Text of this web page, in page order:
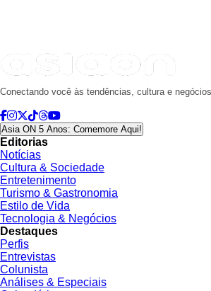
Conectando você às tendências, cultura e
Asia ON 5 Anos: Comemore Aqui!
Editorias
Notícias
Cultura & Sociedade
Entretenimento
Turismo & Gastronomia
Estilo de Vida
Tecnologia & Negócios
Destaques
Perfis
Entrevistas
Colunista
Análises & Especiais